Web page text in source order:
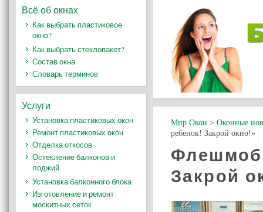
Мир Окон > Оконные
ребенок! Закрой окно!»
Флешмоб
Закрой
Всё об окнах
Как выбрать пластиковое
окно?
Как выбрать стеклопакет?
Состав окна
Словарь терминов
Услуги
Установка пластиковых окон
Ремонт пластиковых окон
Отделка откосов
Остекление балконов и
лоджий
Установка балконного блока
Изготовление и ремонт
москитных сеток